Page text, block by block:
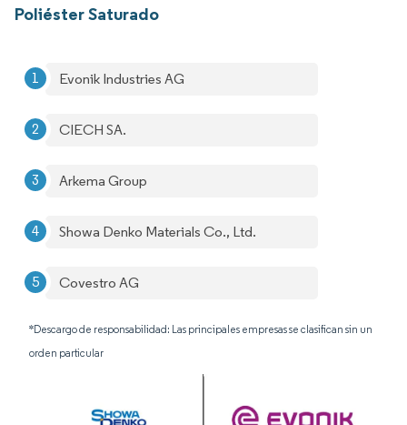
Poliéster Saturado
Evonik Industries AG
CIECH SA.
Arkema Group
Showa Denko Materials Co., Ltd.
Covestro AG
*Descargo de responsabilidad: Las principales empresas se clasifican sin un
orden particular